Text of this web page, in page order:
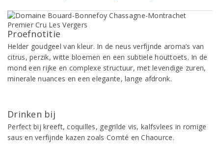
Proefnotitie
Helder goudgeel van kleur. In de neus verfijnde aroma’s van
citrus, perzik, witte bloemen en een subtiele houttoets. In de
mond een rijke en complexe structuur, met levendige zuren,
minerale nuances en een elegante, lange afdronk.
Drinken bij
Perfect bij kreeft, coquilles, gegrilde vis, kalfsvlees in romige
saus en verfijnde kazen zoals Comté en Chaource.